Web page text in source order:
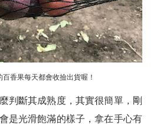
香果每天都會收撿出貨喔！
判斷其成熟度，其實很簡單，剛
是光滑飽滿的樣子，拿在手心有